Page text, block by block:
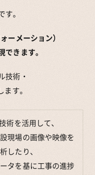
。
ーメーション）
きます。
技術・
す。
術を活用して、
現場の画像や映像を
したり、
タを基に工事の進捗